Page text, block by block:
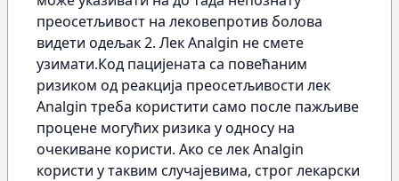
преосетљивост на лековепротив болова
видети одељак 2. Лек Analgin не смете
узимати.Код пацијената са повећаним
ризиком од реакција преосетљивости лек
Analgin треба користити само после пажљиве
процене могућих ризика у односу на
очекиване користи. Ако се лек Analgin
користи у таквим случајевима, строг лекарски